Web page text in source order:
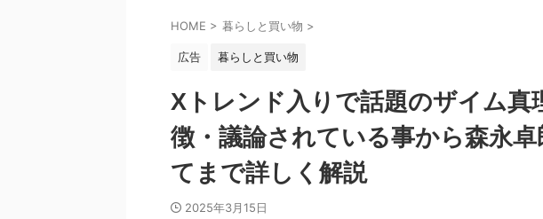
HOME > 暮らしと買い物 >
広告 暮らしと買い物
Xトレンド入りで話題のザイム真
徴・議論されている事から森永
てまで詳しく解説
2025年3月15日